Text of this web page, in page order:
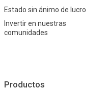
Estado sin ánimo de lucro
Invertir en nuestras
comunidades
Productos